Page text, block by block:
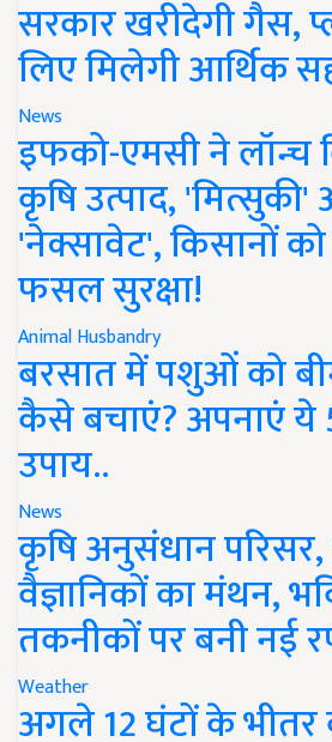
सरकार खरीदेगी गैस,
लिए मिलेगी आर्थिक
News
इफको-एमसी ने लॉन्च
कृषि उत्पाद,
'नेक्सावेट', किसानों
फसल सुरक्षा!
Animal Husbandry
बरसात में पशुओं को
कैसे बचाएं? अपनाएं
उपाय..
News
कृषि अनुसंधान
वैज्ञानिकों का मंथन,
तकनीकों पर बनी नई
Weather
अगले 12 घंटों के भीतर